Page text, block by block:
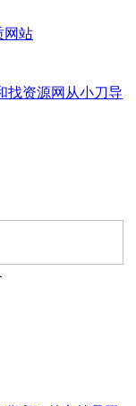
网站
找资源网从小刀导